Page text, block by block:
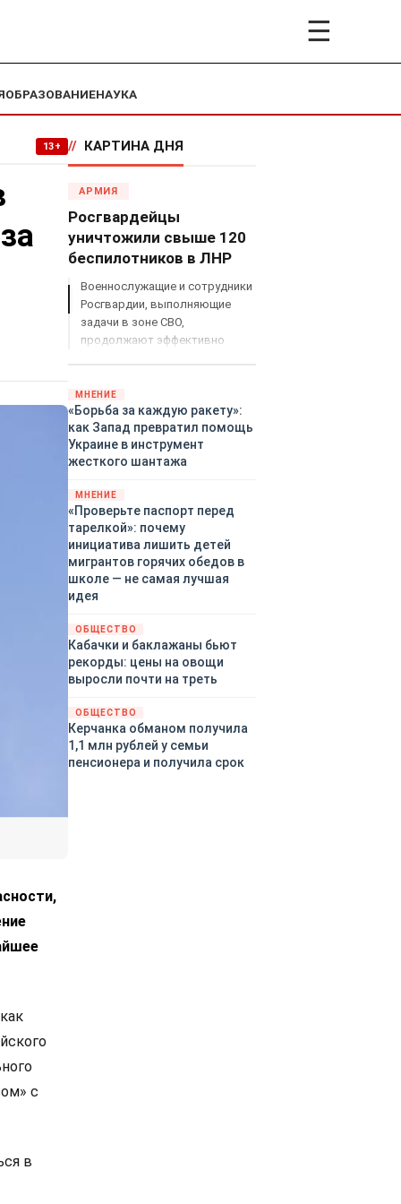
☰
ОБРАЗОВАНИЕНАУКА
13+
с
в
// КАРТИНА ДНЯ
АРМИЯ
Росгвардейцы
уничтожили свыше 120
беспилотников в ЛНР
Военнослужащие и сотрудники
Росгвардии, выполняющие
задачи в зоне СВО,
продолжают эффективно
МНЕНИЕ
«Борьба за каждую ракету»:
как Запад превратил помощь
Украине в инструмент
жесткого шантажа
МНЕНИЕ
«Проверьте паспорт перед
тарелкой»: почему
инициатива лишить детей
мигрантов горячих обедов в
школе — не самая лучшая
идея
ОБЩЕСТВО
Кабачки и баклажаны бьют
рекорды: цены на овощи
выросли почти на треть
ОБЩЕСТВО
Керчанка обманом получила
1,1 млн рублей у семьи
пенсионера и получила срок